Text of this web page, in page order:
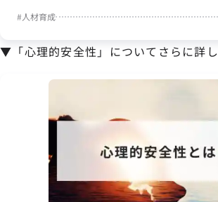
#人材育成
▼「心理的安全性」についてさらに詳し